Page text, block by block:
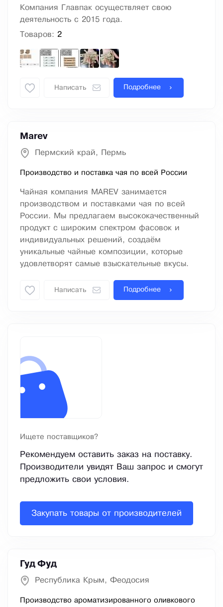
Компания Главпак осуществляет свою
деятельность с 2015 года.
Товаров: 2
Написать Подробнее
Marev
Пермский край, Пермь
Производство и поставка чая по всей России
Чайная компания MAREV занимается
производством и поставками чая по всей
России. Мы предлагаем высококачественный
продукт с широким спектром фасовок и
индивидуальных решений, создаём
уникальные чайные композиции, которые
удовлетворят самые взыскательные вкусы.
Написать Подробнее
Ищете поставщиков?
Рекомендуем оставить заказ на поставку.
Производители увидят Ваш запрос и смогут
предложить свои условия.
Закупать товары от производителей
Гуд Фуд
Республика Крым, Феодосия
Производство ароматизированного оливкового